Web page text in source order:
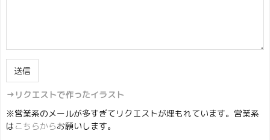
→リクエストで作ったイラスト
※営業系のメールが多すぎてリクエストが埋もれています。営業系
はこちらからお願いします。